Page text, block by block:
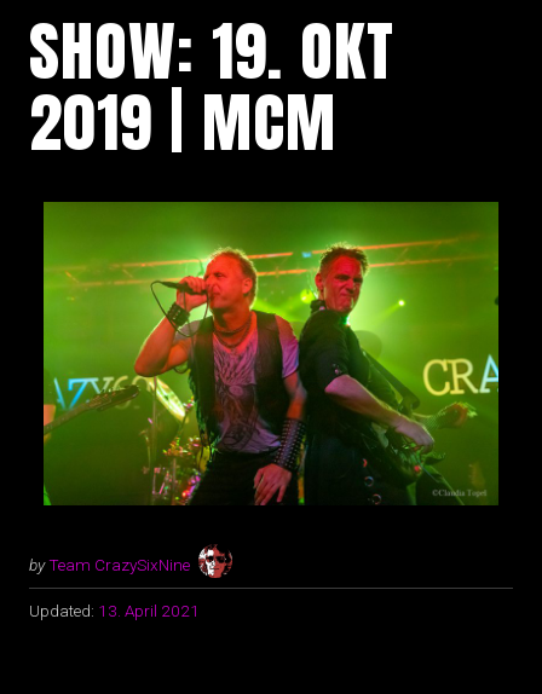
SHOW: 19. OKT
2019 | MCM
byTeam CrazySixNine
Updated: 13. April 2021